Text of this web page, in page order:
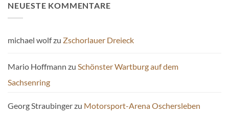
NEUESTE KOMMENTARE
michael wolfzu Zschorlauer Dreieck
Mario Hoffmann zu Schönster Wartburg auf dem
Sachsenring
Georg Straubingerzu Motorsport-Arena Oschersleben